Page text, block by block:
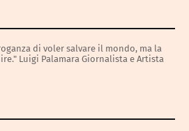
di voler salvare il mondo, ma la
Luigi Palamara Giornalista e Artista